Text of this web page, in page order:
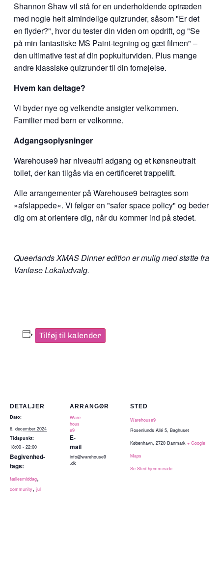
Shannon Shaw vil stå for en underholdende optræden
med nogle helt almindelige quizrunder, såsom "Er det
en flyder?", hvor du tester din viden om opdrift, og "Se
på min fantastiske MS Paint-tegning og gæt filmen" –
den ultimative test af din popkulturviden. Plus mange
andre klassiske quizrunder til din fornøjelse.
Hvem kan deltage?
Vi byder nye og velkendte ansigter velkommen.
Familier med børn er velkomne.
Adgangsoplysninger
Warehouse9 har niveaufri adgang og et kønsneutralt
toilet, der kan tilgås via en certificeret trappelift.
Alle arrangementer på Warehouse9 betragtes som
»afslappede«. Vi følger en "safer space policy" og beder
dig om at orientere dig, når du kommer ind på stedet.
Queerlands XMAS Dinner edition er mulig med støtte fra
Vanløse Lokaludvalg.
Tilføj til kalender
DETALJER
Dato:
6. december 2024
Tidspunkt:
18:00 - 22:00
Begivenhed-
tags:
fællesmiddag,
community, jul
ARRANGØR
Ware
hous
e9
E-
mail
info@warehouse9
.dk
STED
Warehouse9
Rosenlunds Allé 5, Baghuset
København, 2720 Danmark + Google
Maps
Se Sted hjemmeside